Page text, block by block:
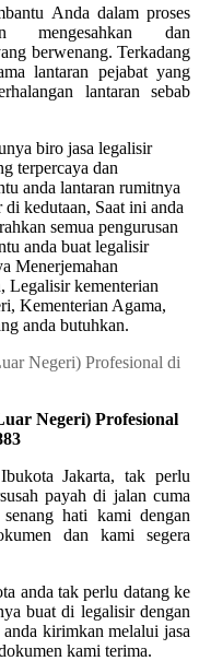
Anda dalam proses
mengesahkan dan
berwenang. Terkadang
lantaran pejabat yang
lantaran sebab
biro jasa legalisir
terpercaya dan
anda lantaran rumitnya
kedutaan, Saat ini anda
semua pengurusan
anda buat legalisir
Menerjemahan
Legalisir kementerian
Kementerian Agama,
anda butuhkan.
Negeri) Profesional
Jakarta, tak perlu
payah di jalan cuma
hati kami dengan
dan kami segera
anda tak perlu datang ke
buat di legalisir dengan
kirimkan melalui jasa
kami terima.